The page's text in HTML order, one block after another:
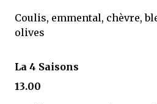
Coulis, emmental, chèvre,
olives
La 4 Saisons
13.00